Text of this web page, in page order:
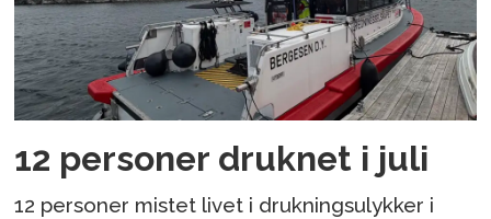
12 personer druknet i juli
12 personer mistet livet i drukningsulykker i